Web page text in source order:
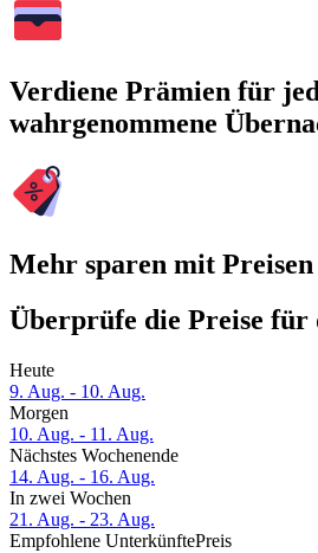
Verdiene Prämien für
wahrgenommene
Mehr sparen mit
Überprüfe die Preise für
Heute
9. Aug. - 10. Aug.
Morgen
10. Aug. - 11. Aug.
Nächstes Wochenende
14. Aug. - 16. Aug.
In zwei Wochen
21. Aug. - 23. Aug.
Empfohlene UnterkünftePreis